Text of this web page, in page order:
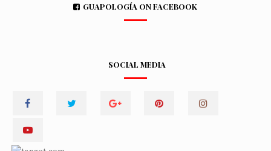
GUAPOLOGÍA ON FACEBOOK
SOCIAL MEDIA